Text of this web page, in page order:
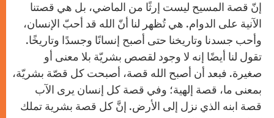
إنّ قصة المسيح ليست إرثًا من الماضي، بل هي قصتنا
الآنية على الدوام. هي تُظهر لنا أنّ الله قد أحبّ الإنسان،
وأحب جسدنا وتاريخنا حتى أصبح إنسانًا وجسدًا وتاريخًا.
تقول لنا أيضًا إنه لا وجود لقصص بشريّة بلا معنى أو
صغيرة. فبعد أن أصبح الله قصة، أصبحت كل قصّة بشريّة،
بمعنى ما، قصة إلهية؛ وفي قصة كل إنسان يرى الآب
قصة ابنه الذي نزل إلى الأرض. إنَّ كل قصة بشرية تملك